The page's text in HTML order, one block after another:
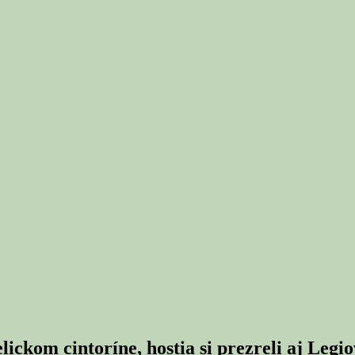
cintoríne, hostia si prezreli aj